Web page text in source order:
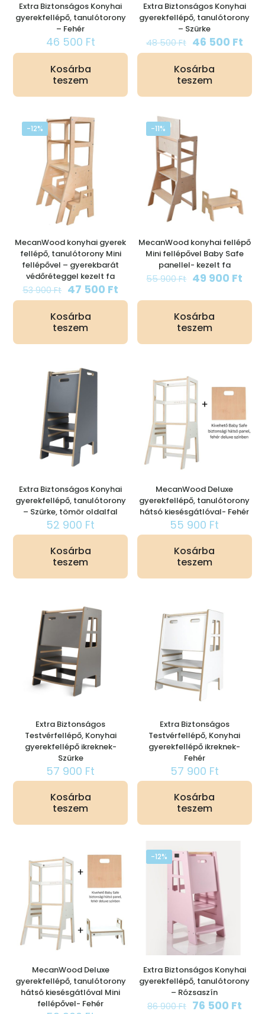
Extra Biztonságos Konyhai
gyerekfellépő, tanulótorony
– Fehér
46 500 Ft
Kosárba
teszem
Extra Biztonságos Konyhai
gyerekfellépő, tanulótorony
– Szürke
48 500Ft Original
price
was:
48
500 Ft.
46 500 Ft
Kosárba
teszem
-12%
MecanWood konyhai gyerek
fellépő, tanulótorony Mini
fellépővel – gyerekbarát
védőréteggel kezelt fa
53 900Ft Original
price
was:
53
900 Ft.
47 500 Ft
price
Kosárba
teszem
-11%
MecanWood konyhai fellépő
Mini fellépővel Baby Safe
panellel- kezelt fa
55 900Ft Original
was:
55
900 Ft.
49 900 Ft
is:
Kosárba
teszem
Extra Biztonságos Konyhai
gyerekfellépő, tanulótorony
– Szürke, tömör oldalfal
52 900 Ft
Kosárba
teszem
MecanWood Deluxe
gyerekfellépő, tanulótorony
hátsó kiesésgátlóval- Fehér
55 900 Ft
Kosárba
teszem
Extra Biztonságos
Testvérfellépő, Konyhai
gyerekfellépő ikreknek-
Szürke
57 900 Ft
Kosárba
teszem
Extra Biztonságos
Testvérfellépő, Konyhai
gyerekfellépő ikreknek-
Fehér
57 900 Ft
Kosárba
teszem
MecanWood Deluxe
gyerekfellépő, tanulótorony
hátsó kiesésgátlóval Mini
fellépővel- Fehér
-12%
Extra Biztonságos Konyhai
gyerekfellépő, tanulótorony
– Rózsaszín
86 900Ft Original
76 500 Ft